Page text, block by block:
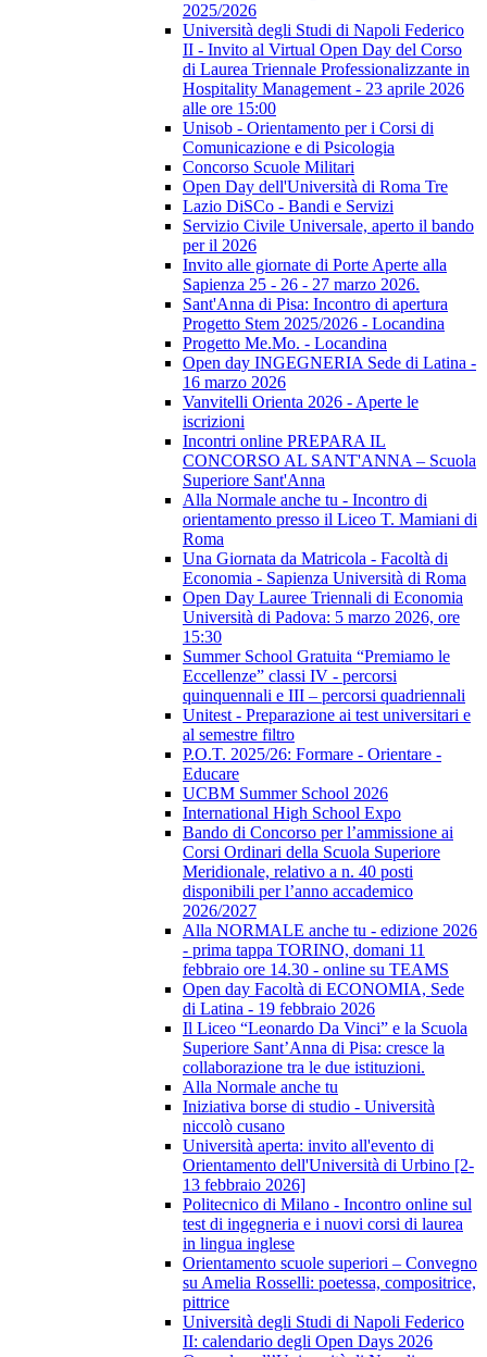
2025/2026
Università degli Studi di Napoli Federico
II - Invito al Virtual Open Day del Corso
di Laurea Triennale Professionalizzante in
Hospitality Management - 23 aprile 2026
alle ore 15:00
Unisob - Orientamento per i Corsi di
Comunicazione e di Psicologia
Concorso Scuole Militari
Open Day dell'Università di Roma Tre
Lazio DiSCo - Bandi e Servizi
Servizio Civile Universale, aperto il bando
per il 2026
Invito alle giornate di Porte Aperte alla
Sapienza 25 - 26 - 27 marzo 2026.
Sant'Anna di Pisa: Incontro di apertura
Progetto Stem 2025/2026 - Locandina
Progetto Me.Mo. - Locandina
Open day INGEGNERIA Sede di Latina -
16 marzo 2026
Vanvitelli Orienta 2026 - Aperte le
iscrizioni
Incontri online PREPARA IL
CONCORSO AL SANT'ANNA – Scuola
Superiore Sant'Anna
Alla Normale anche tu - Incontro di
orientamento presso il Liceo T. Mamiani di
Roma
Una Giornata da Matricola - Facoltà di
Economia - Sapienza Università di Roma
Open Day Lauree Triennali di Economia
Università di Padova: 5 marzo 2026, ore
15:30
Summer School Gratuita “Premiamo le
Eccellenze” classi IV - percorsi
quinquennali e III – percorsi quadriennali
Unitest - Preparazione ai test universitari e
al semestre filtro
P.O.T. 2025/26: Formare - Orientare -
Educare
UCBM Summer School 2026
International High School Expo
Bando di Concorso per l’ammissione ai
Corsi Ordinari della Scuola Superiore
Meridionale, relativo a n. 40 posti
disponibili per l’anno accademico
2026/2027
Alla NORMALE anche tu - edizione 2026
- prima tappa TORINO, domani 11
febbraio ore 14.30 - online su TEAMS
Open day Facoltà di ECONOMIA, Sede
di Latina - 19 febbraio 2026
Il Liceo “Leonardo Da Vinci” e la Scuola
Superiore Sant’Anna di Pisa: cresce la
collaborazione tra le due istituzioni.
Alla Normale anche tu
Iniziativa borse di studio - Università
niccolò cusano
Università aperta: invito all'evento di
Orientamento dell'Università di Urbino [2-
13 febbraio 2026]
Politecnico di Milano - Incontro online sul
test di ingegneria e i nuovi corsi di laurea
in lingua inglese
Orientamento scuole superiori – Convegno
su Amelia Rosselli: poetessa, compositrice,
pittrice
Università degli Studi di Napoli Federico
II: calendario degli Open Days 2026